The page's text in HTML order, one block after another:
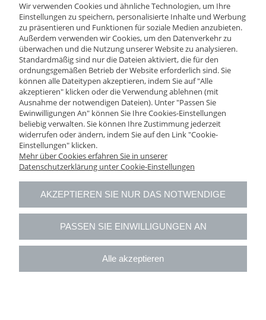
Impressum
Über uns
Datenschutzerklärung
Webshop-Nutzungsbedingungen
Widerrufsbelehrung
Download
Wir verwenden Cookies und ähnliche Technologien, um Ihre
Einstellungen zu speichern, personalisierte Inhalte und Werbung
zu präsentieren und Funktionen für soziale Medien anzubieten.
Außerdem verwenden wir Cookies, um den Datenverkehr zu
überwachen und die Nutzung unserer Website zu analysieren.
Standardmäßig sind nur die Dateien aktiviert, die für den
ordnungsgemäßen Betrieb der Website erforderlich sind. Sie
können alle Dateitypen akzeptieren, indem Sie auf "Alle
akzeptieren" klicken oder die Verwendung ablehnen (mit
Ausnahme der notwendigen Dateien). Unter "Passen Sie
Ewinwilligungen An" können Sie Ihre Cookies-Einstellungen
beliebig verwalten. Sie können Ihre Zustimmung jederzeit
widerrufen oder ändern, indem Sie auf den Link "Cookie-
Einstellungen" klicken.
Mehr über Cookies erfahren Sie in unserer
Datenschutzerklärung unter Cookie-Einstellungen
AKZEPTIEREN SIE NUR DAS NOTWENDIGE
PASSEN SIE EINWILLIGUNGEN AN
Alle akzeptieren